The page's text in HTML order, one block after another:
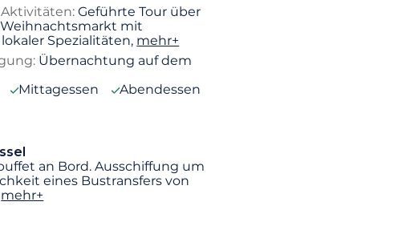
Aktivitäten:Geführte Tour über
mit
Spezialitäten, mehr+
Übernachtung auf dem
Mittagessen Abendessen
an Bord. Ausschiffung um
eines Bustransfers von
mehr+